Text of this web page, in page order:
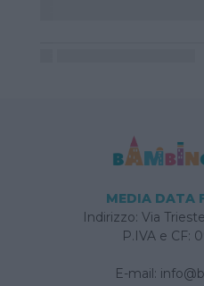
MEDIA DATA
Indirizzo: Via
P.IVA e CF:
E-mail: